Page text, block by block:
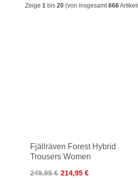
Zeige 1 bis 20 (von insgesamt666
Fjällräven Forest Hybrid
Trousers Women
249,95 € 214,95 €